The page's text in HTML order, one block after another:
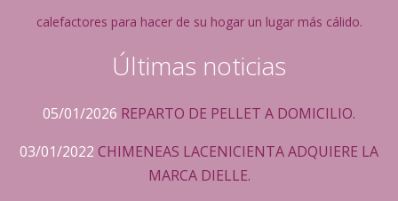
calefactores para hacer de su hogar un lugar más cálido.
Últimas noticias
05/01/2026 REPARTO DE PELLET A DOMICILIO.
03/01/2022 CHIMENEAS LACENICIENTA ADQUIERE LA
MARCA DIELLE.